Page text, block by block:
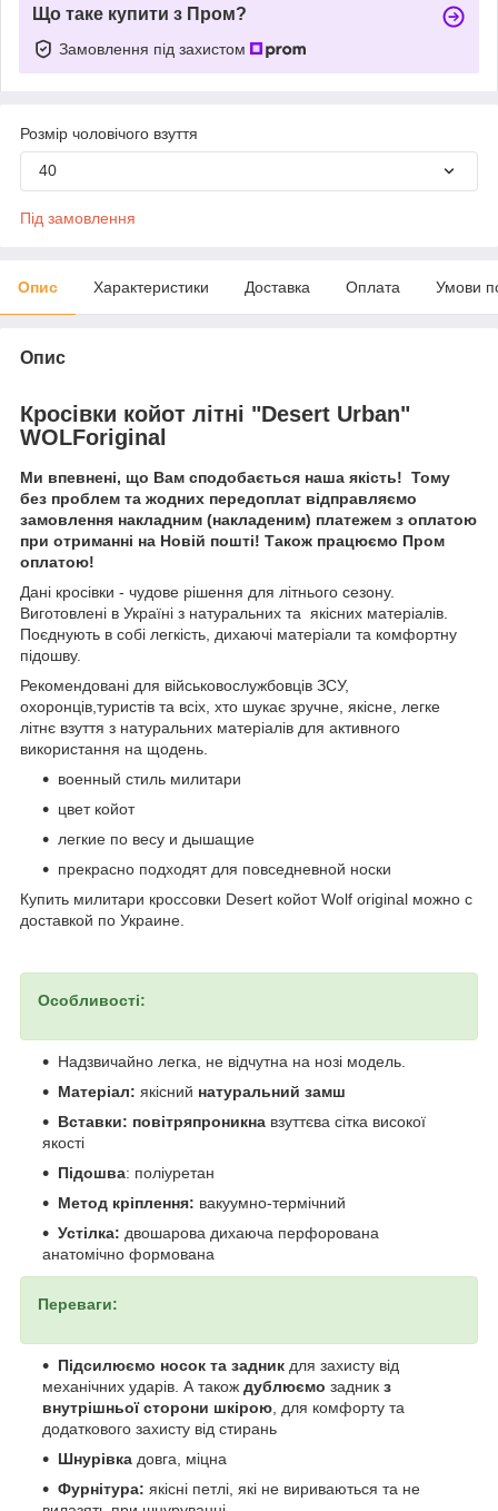
Що таке купити з Пром?
Замовлення під захистом
Розмір чоловічого взуття
40
Під замовлення
Опис Характеристики Доставка Оплата Умови
Опис
Кросівки койот літні "Desert Urban"
WOLForiginal
Ми впевнені, що Вам сподобається наша якість! Тому
без проблем та жодних передоплат відправляємо
замовлення накладним (накладеним) платежем з оплатою
при отриманні на Новій пошті! Також працюємо Пром
оплатою!
Дані кросівки - чудове рішення для літнього сезону.
Виготовлені в Україні з натуральних та якісних матеріалів.
Поєднують в собі легкість, дихаючі матеріали та комфортну
підошву.
Рекомендовані для військовослужбовців ЗСУ,
охоронців,туристів та всіх, хто шукає зручне, якісне, легке
літнє взуття з натуральних матеріалів для активного
використання на щодень.
военный стиль милитари
цвет койот
легкие по весу и дышащие
прекрасно подходят для повседневной носки
Купить милитари кроссовки Desert койот Wolf original можно с
доставкой по Украине.
Особливості:
Надзвичайно легка, не відчутна на нозі модель.
Матеріал: якісний натуральний замш
Вставки: повітряпроникна взуттєва сітка високої
якості
Підошва: поліуретан
Метод кріплення: вакуумно-термічний
Устілка: двошарова дихаюча перфорована
анатомічно формована
Переваги:
Підсилюємо носок та задник для захисту від
механічних ударів. А також дублюємо задник з
внутрішньої сторони шкірою , для комфорту та
додаткового захисту від стирань
Шнурівка довга, міцна
Фурнітура: якісні петлі, які не вириваються та не